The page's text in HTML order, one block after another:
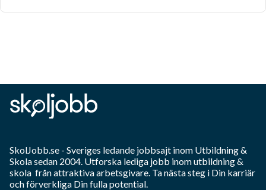
SkolJobb.se - Sveriges ledande jobbsajt inom Utbildning &
Skolasedan 2004. Utforska lediga jobb inomutbildning &
skola från attraktiva arbetsgivare. Ta nästa steg i Din karriär
och förverkliga Din fulla potential.